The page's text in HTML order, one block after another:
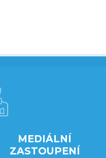
MEDIÁLNÍ
ZASTOUPENÍ